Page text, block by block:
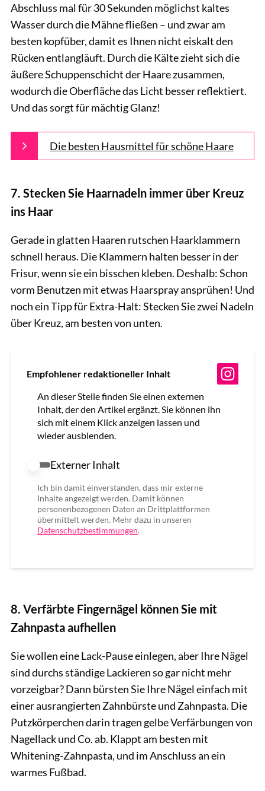
Abschluss mal für 30 Sekunden möglichst kaltes
Wasser durch die Mähne fließen – und zwar am
besten kopfüber, damit es Ihnen nicht eiskalt den
Rücken entlangläuft. Durch die Kälte zieht sich die
äußere Schuppenschicht der Haare zusammen,
wodurch die Oberfläche das Licht besser reflektiert.
Und das sorgt für mächtig Glanz!
Die besten Hausmittel für schöne Haare
7. Stecken Sie Haarnadeln immer über Kreuz
ins Haar
Gerade in glatten Haaren rutschen Haarklammern
schnell heraus. Die Klammern halten besser in der
Frisur, wenn sie ein bisschen kleben. Deshalb: Schon
vorm Benutzen mit etwas Haarspray ansprühen! Und
noch ein Tipp für Extra-Halt: Stecken Sie zwei Nadeln
über Kreuz, am besten von unten.
Empfohlener redaktioneller Inhalt
An dieser Stelle finden Sie einen externen
Inhalt, der den Artikel ergänzt. Sie können ihn
sich mit einem Klick anzeigen lassen und
wieder ausblenden.
Externer Inhalt erlauben
Externer Inhalt
Ich bin damit einverstanden, dass mir externe
Inhalte angezeigt werden. Damit können
personenbezogenen Daten an Drittplattformen
übermittelt werden. Mehr dazu in unseren
Datenschutzbestimmungen.
8. Verfärbte Fingernägel können Sie mit
Zahnpasta aufhellen
Sie wollen eine Lack-Pause einlegen, aber Ihre Nägel
sind durchs ständige Lackieren so gar nicht mehr
vorzeigbar? Dann bürsten Sie Ihre Nägel einfach mit
einer ausrangierten Zahnbürste und Zahnpasta. Die
Putzkörperchen darin tragen gelbe Verfärbungen von
Nagellack und Co. ab. Klappt am besten mit
Whitening-Zahnpasta, und im Anschluss an ein
warmes Fußbad.